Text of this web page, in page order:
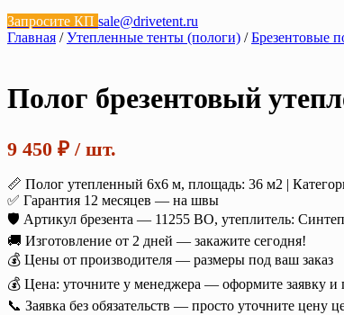
Запросите КП sale@drivetent.ru
Главная /Утепленные тенты (пологи) /Брезентовые
Полог брезентовый
9 450 ₽ / шт.
📏 Полог утепленный 6х6 м, площадь: 36 м2 |
✅ Гарантия 12 месяцев — на швы
🛡️ Артикул брезента — 11255 ВО, утеплитель:
🚚 Изготовление от 2 дней — закажите сегодня!
💰 Цены от производителя — размеры под ваш заказ
💰 Цена: уточните у менеджера — оформите заявку и
📞 Заявка без обязательств — просто уточните цену